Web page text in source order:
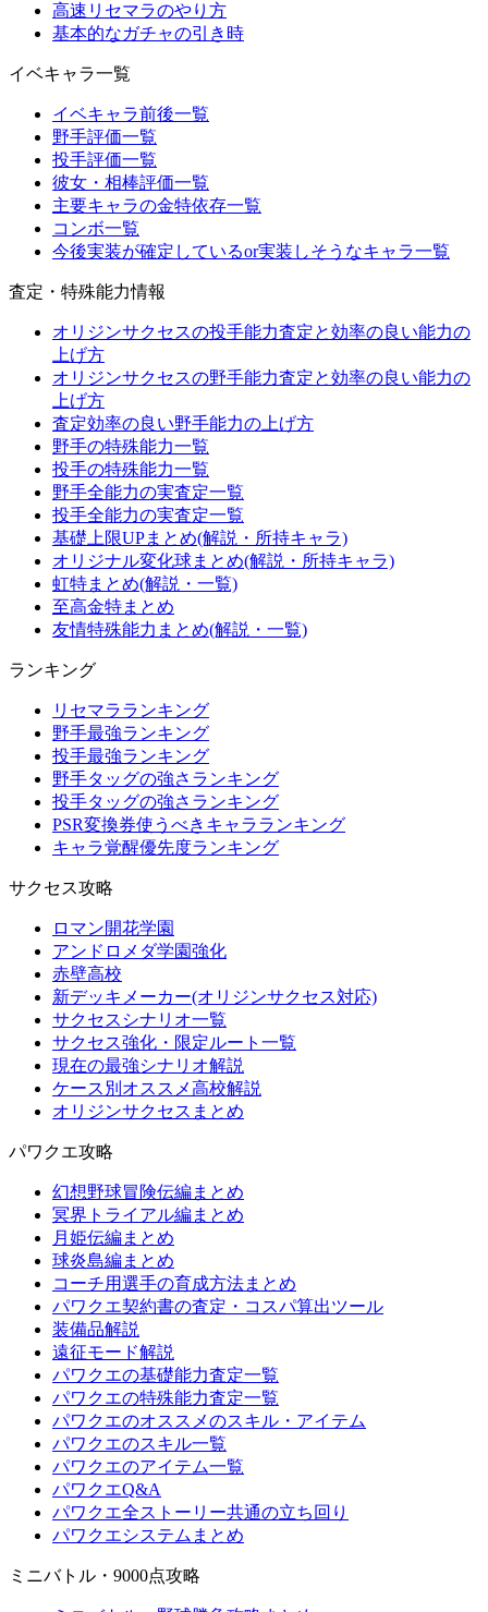
高速リセマラのやり方
基本的なガチャの引き時
イベキャラ一覧
イベキャラ前後一覧
野手評価一覧
投手評価一覧
彼女・相棒評価一覧
主要キャラの金特依存一覧
コンボ一覧
今後実装が確定しているor実装しそうなキャラ一覧
査定・特殊能力情報
オリジンサクセスの投手能力査定と効率の良い能力の
上げ方
オリジンサクセスの野手能力査定と効率の良い能力の
上げ方
査定効率の良い野手能力の上げ方
野手の特殊能力一覧
投手の特殊能力一覧
野手全能力の実査定一覧
投手全能力の実査定一覧
基礎上限UPまとめ(解説・所持キャラ)
オリジナル変化球まとめ(解説・所持キャラ)
虹特まとめ(解説・一覧)
至高金特まとめ
友情特殊能力まとめ(解説・一覧)
ランキング
リセマラランキング
野手最強ランキング
投手最強ランキング
野手タッグの強さランキング
投手タッグの強さランキング
PSR変換券使うべきキャラランキング
キャラ覚醒優先度ランキング
サクセス攻略
ロマン開花学園
アンドロメダ学園強化
赤壁高校
新デッキメーカー(オリジンサクセス対応)
サクセスシナリオ一覧
サクセス強化・限定ルート一覧
現在の最強シナリオ解説
ケース別オススメ高校解説
オリジンサクセスまとめ
パワクエ攻略
幻想野球冒険伝編まとめ
冥界トライアル編まとめ
月姫伝編まとめ
球炎島編まとめ
コーチ用選手の育成方法まとめ
パワクエ契約書の査定・コスパ算出ツール
装備品解説
遠征モード解説
パワクエの基礎能力査定一覧
パワクエの特殊能力査定一覧
パワクエのオススメのスキル・アイテム
パワクエのスキル一覧
パワクエのアイテム一覧
パワクエQ&A
パワクエ全ストーリー共通の立ち回り
パワクエシステムまとめ
ミニバトル・9000点攻略